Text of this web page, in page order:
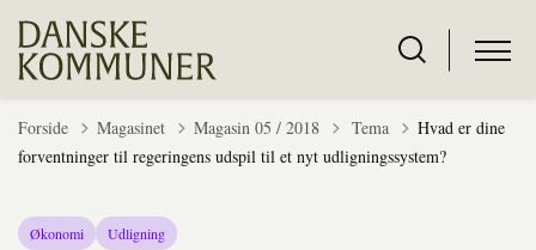
Forside Magasinet Magasin 05 / 2018 Tilbage til
Tema
Hvad er dine
forventninger til regeringens udspil til et nyt udligningssystem?
Økonomi Udligning